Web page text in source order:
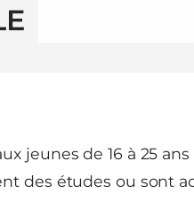
jeunes de 16 à 25
des études ou sont